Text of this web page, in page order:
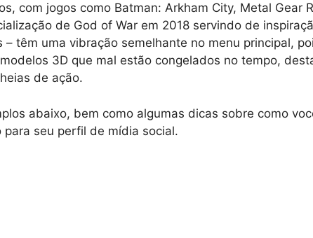
com jogos como Batman: Arkham City, Metal Gear
de God of War em 2018 servindo de
– têm uma vibração semelhante no menu principal,
3D que mal estão congelados no tempo,
de ação.
abaixo, bem como algumas dicas sobre como
seu perfil de mídia social.